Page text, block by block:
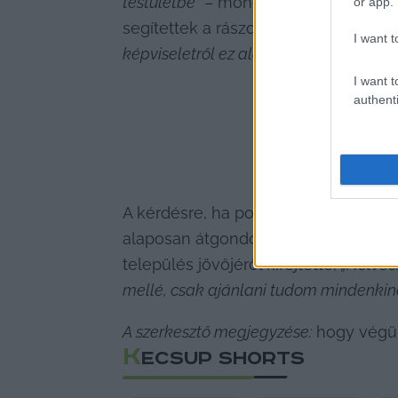
I want
I want
segítettek a rászorulóknak,
képviseletről ez alatt a szűk két év
A kérdésre, ha pont ezért a helyi
alaposan átgondolta, sok
település jövőjéről kifejtette,
mellé, csak ajánlani tudom
A szerkesztő megjegyzése: hogy
KECSUP SHORTS